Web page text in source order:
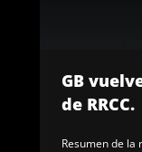
GB
de RRCC.
Resumen de la